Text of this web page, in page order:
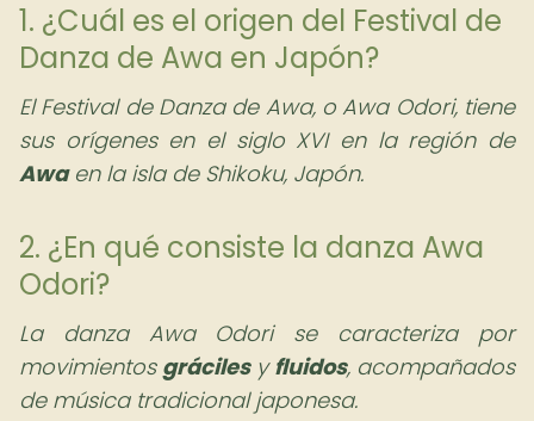
1. ¿Cuál es el origen del Festival de
Danza de Awa en Japón?
El Festival de Danza de Awa, o Awa Odori, tiene
sus orígenes en el siglo XVI en la región de
Awaen la isla de Shikoku, Japón.
2. ¿En qué consiste la danza Awa
Odori?
La danza Awa Odori se caracteriza por
movimientos grácilesyfluidos, acompañados
de música tradicional japonesa.